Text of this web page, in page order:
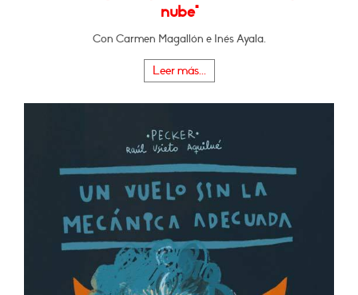
nube"
Con Carmen Magallón e Inés Ayala.
Leer más...